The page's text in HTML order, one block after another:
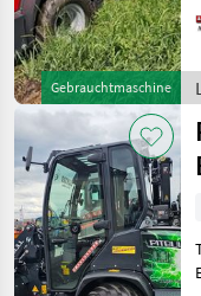
Gebrauchtmaschine